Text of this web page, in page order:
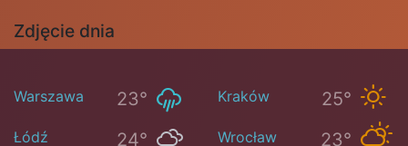
Zdjęcie dnia
Warszawa 23° Kraków 25°
Łódź 24° Wrocław 23°